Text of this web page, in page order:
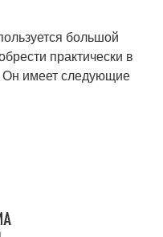
большой
практически в
Он имеет следующие